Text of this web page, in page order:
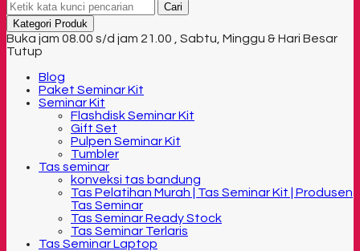
Cari
Kategori Produk
Buka jam 08.00 s/d jam 21.00 , Sabtu, Minggu & Hari Besar
Tutup
Blog
Paket Seminar Kit
Seminar Kit
Flashdisk Seminar Kit
Gift Set
Pulpen Seminar Kit
Tumbler
Tas seminar
konveksi tas bandung
Tas Pelatihan Murah | Tas Seminar Kit | Produsen
Tas Seminar
Tas Seminar Ready Stock
Tas Seminar Terlaris
Tas Seminar Laptop